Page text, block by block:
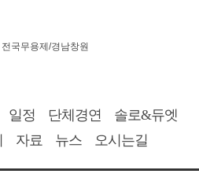
일정 단체경연
솔로&듀엣
자료 뉴스 오시는길